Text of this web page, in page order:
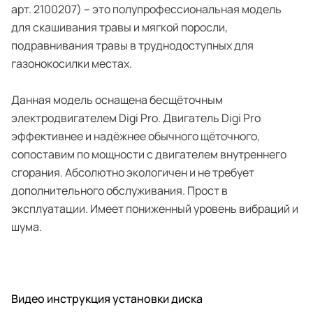
арт. 2100207) – это полупрофессиональная модель
для скашивания травы и мягкой поросли,
подравнивания травы в труднодоступных для
газонокосилки местах.
Данная модель оснащена бесщёточным
электродвигателем Digi Pro. Двигатель Digi Pro
эффективнее и надёжнее обычного щёточного,
сопоставим по мощности с двигателем внутреннего
сгорания. Абсолютно экологичен и не требует
дополнительного обслуживания. Прост в
эксплуатации. Имеет пониженный уровень вибраций и
шума.
Видео инструкция установки диска